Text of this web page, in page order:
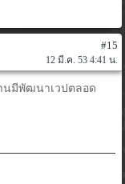
#15
12 มี.ค. 53 4:41 น.
นมีพัฒนาเวปตลอด